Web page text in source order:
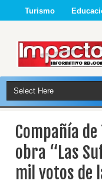
Turismo
Compañía
obra “Las
mil votos de